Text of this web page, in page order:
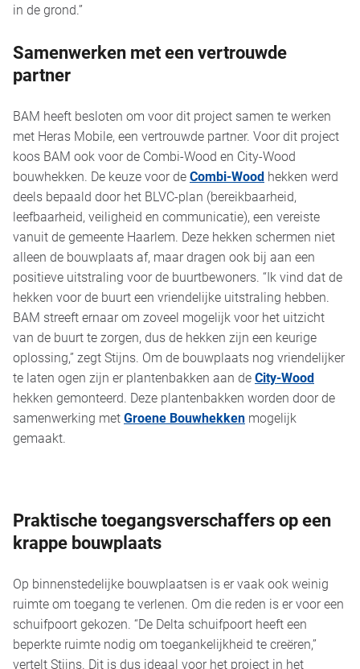
in de grond.”
Samenwerken met een vertrouwde
partner
BAM heeft besloten om voor dit project samen te werken
met Heras Mobile, een vertrouwde partner. Voor dit project
koos BAM ook voor de Combi-Wood en City-Wood
bouwhekken. De keuze voor deCombi-Wood hekken werd
deels bepaald door het BLVC-plan (bereikbaarheid,
leefbaarheid, veiligheid en communicatie), een vereiste
vanuit de gemeente Haarlem. Deze hekken schermen niet
alleen de bouwplaats af, maar dragen ook bij aan een
positieve uitstraling voor de buurtbewoners. “Ik vind dat de
hekken voor de buurt een vriendelijke uitstraling hebben.
BAM streeft ernaar om zoveel mogelijk voor het uitzicht
van de buurt te zorgen, dus de hekken zijn een keurige
oplossing,” zegt Stijns. Om de bouwplaats nog vriendelijker
te laten ogen zijn er plantenbakken aan deCity-Wood
hekken gemonteerd. Deze plantenbakken worden door de
samenwerking metGroene Bouwhekken mogelijk
gemaakt.
Praktische toegangsverschaffers op een
krappe bouwplaats
Op binnenstedelijke bouwplaatsen is er vaak ook weinig
ruimte om toegang te verlenen. Om die reden is er voor een
schuifpoort gekozen. “De Delta schuifpoort heeft een
beperkte ruimte nodig om toegankelijkheid te creëren,”
vertelt Stijns. Dit is dus ideaal voor het project in het